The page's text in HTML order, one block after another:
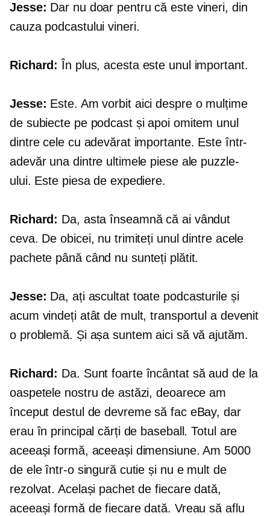
Jesse: Dar nu doar pentru că este vineri, din
cauza podcastului vineri.
Richard: În plus, acesta este unul important.
Jesse: Este. Am vorbit aici despre o mulțime
de subiecte pe podcast și apoi omitem unul
dintre cele cu adevărat importante. Este într-
adevăr una dintre ultimele piese ale puzzle-
ului. Este piesa de expediere.
Richard: Da, asta înseamnă că ai vândut
ceva. De obicei, nu trimiteți unul dintre acele
pachete până când nu sunteți plătit.
Jesse: Da, ați ascultat toate podcasturile și
acum vindeți atât de mult, transportul a devenit
o problemă. Și așa suntem aici să vă ajutăm.
Richard: Da. Sunt foarte încântat să aud de la
oaspetele nostru de astăzi, deoarece am
început destul de devreme să fac eBay, dar
erau în principal cărți de baseball. Totul are
aceeași formă, aceeași dimensiune. Am 5000
de ele într-o singură cutie și nu e mult de
rezolvat. Același pachet de fiecare dată,
aceeași formă de fiecare dată. Vreau să aflu